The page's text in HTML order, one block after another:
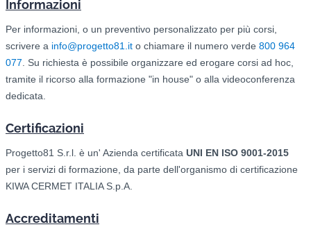
Informazioni
Per informazioni, o un preventivo personalizzato per più corsi,
scrivere a info@progetto81.it o chiamare il numero verde 800 964
077. Su richiesta è possibile organizzare ed erogare corsi ad hoc,
tramite il ricorso alla formazione "in house" o alla videoconferenza
dedicata.
Certificazioni
Progetto81 S.r.l. è un' Azienda certificata UNI EN ISO 9001-2015
per i servizi di formazione, da parte dell'organismo di certificazione
KIWA CERMET ITALIA S.p.A.
Accreditamenti